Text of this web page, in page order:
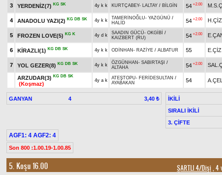
3 YERDENİZ(7) KG SK 4y k k KURTÇABEY- LALTAY / BİLGİN 54 +2.00
4 ANADOLU YAZI(2) KG DB SK 4y k k TAMERİNOĞLU- YAZGÜNÜ /
HALİD
54 +2.00
5 FROZEN LOVE(5) KG K 4y d k SAADIN GÜCÜ- OKGİBİ /
KAIZBERT (RU)
54 +2.00
6 KİRAZLI(1) KG DB SK 4y k k ODİNHAN - RAZİYE / ALBATUR 55
7 YOL GEZER(8) KG DB SK 4y k k ÖZGÜNHAN - SABIRTAŞI /
ALTAHA
54 +2.00
ARZUDAR(3) KG DB SK
(Koşmaz)
4y a k ATEŞTOPU- FERİDESULTAN /
AYABAKAN
54
GANYAN 4 3,40 ₺
İKİLİ
SIRALI İKİLİ
3. ÇİFTE
AGF1: 4 AGF2: 4
Son 800 :1.00.19-1.00.85
5. Koşu 16.00 ŞARTLI 4/Dişi, 4